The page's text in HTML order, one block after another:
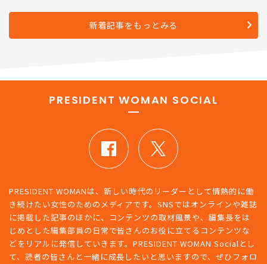
新着記事をもっとみる
PRESIDENT WOMAN SOCIAL
PRESIDENT WOMANは、新しい時代のリーダーとして情熱的に働
き続けたい女性のためのメディアです。SNSではオンラインや雑誌
に掲載した記事のほかに、コンテンツの取材風景や、編集長をは
じめとした編集部員の日常で皆さんのお役に立てるコンテンツな
どをリアルに発信していきます。PRESIDENT WOMAN Socialとし
て、読者の皆さんと一緒に成長したいと思いますので、ぜひフォロ